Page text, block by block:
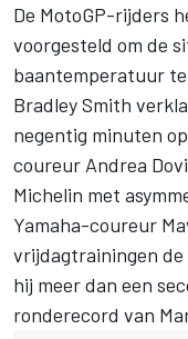
De MotoGP-rijders
voorgesteld om de
baantemperatuur
Bradley Smith
negentig minuten
coureur Andrea
Michelin met
Yamaha-coureur
vrijdagtrainingen
hij meer dan een
ronderecord van